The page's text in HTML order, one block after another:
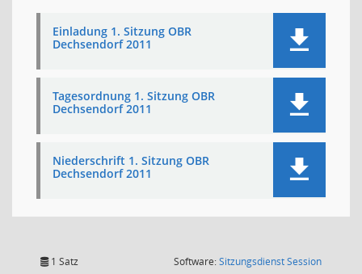
Einladung 1. Sitzung OBR
Dechsendorf 2011
Tagesordnung 1. Sitzung OBR
Dechsendorf 2011
Niederschrift 1. Sitzung OBR
Dechsendorf 2011
1 Satz Software:SitzungsdienstSession(Wird in